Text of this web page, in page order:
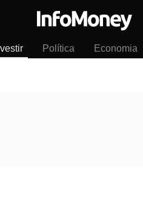
Política Economia